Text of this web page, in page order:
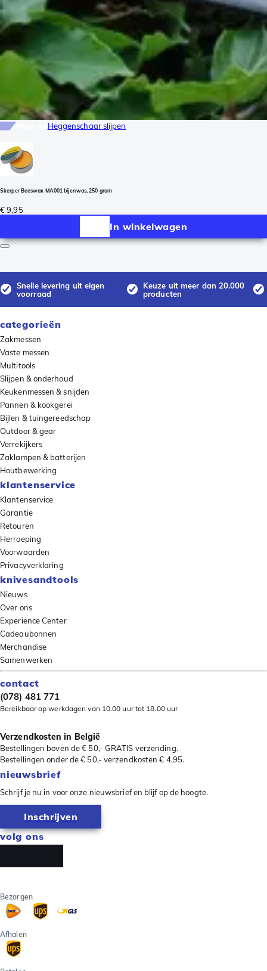
Heggenschaar slijpen
Skerper Beeswax MA001 bijenwas, 250 gram
€ 9,95
In winkelwagen
Snelle levering uit eigen
voorraad
Keuze uit meer dan 20.000
producten
categorieën
Zakmessen
Vaste messen
Multitools
Slijpen & onderhoud
Keukenmessen & snijden
Pannen & kookgerei
Bijlen & tuingereedschap
Outdoor & gear
Verrekijkers
Zaklampen & batterijen
Houtbewerking
klantenservice
Klantenservice
Garantie
Retouren
Herroeping
Voorwaarden
Privacyverklaring
knivesandtools
Nieuws
Over ons
Experience Center
Cadeaubonnen
Merchandise
Samenwerken
contact
(078) 481 771
Bereikbaar op werkdagen van 10.00 uur tot 18.00 uur
Verzendkosten in België
Bestellingen boven de € 50,- GRATIS verzending.
Bestellingen onder de € 50,- verzendkosten € 4,95.
nieuwsbrief
Schrijf je nu in voor onze nieuwsbrief en blijf op de hoogte.
Inschrijven
volg ons
Bezorgen
Afhalen